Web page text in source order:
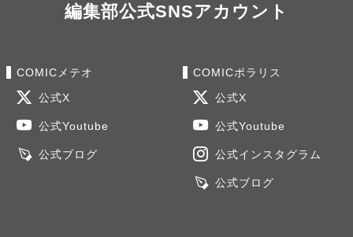
編集部公式SNSアカウント
COMICメテオ
公式X
公式Youtube
公式ブログ
COMICポラリス
公式X
公式Youtube
公式インスタグラム
公式ブログ